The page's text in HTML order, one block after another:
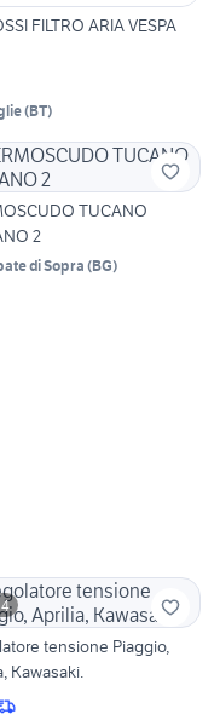
FILTRO ARIA VESPA
(BT)
TUCANO
2
di Sopra (BG)
4
tensione Piaggio,
Kawasaki.